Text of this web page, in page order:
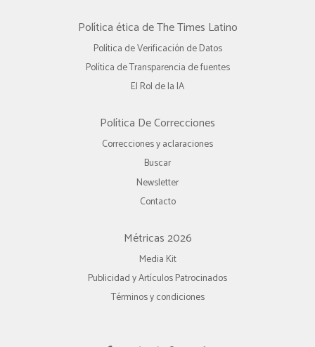
Política ética de The Times Latino
Política de Verificación de Datos
Política de Transparencia de fuentes
El Rol de la IA
Política De Correcciones
Correcciones y aclaraciones
Buscar
Newsletter
Contacto
Métricas 2026
Media Kit
Publicidad y Artículos Patrocinados
Términos y condiciones